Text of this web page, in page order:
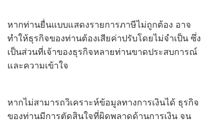
หากท่านยื่นแบบแสดงรายการภาษีไม่ถูกต้อง อาจ
ทำให้ธุรกิจของท่านต้องเสียค่าปรับโดยไม่จำเป็น ซึ่ง
เป็นส่วนที่เจ้าของธุรกิจหลายท่านขาดประสบการณ์
และความเข้าใจ
หากไม่สามารถวิเคราะห์ข้อมูลทางการเงินได้ ธุรกิจ
ของท่านมีการตัดสินใจที่ผิดพลาดด้านการเงิน จน